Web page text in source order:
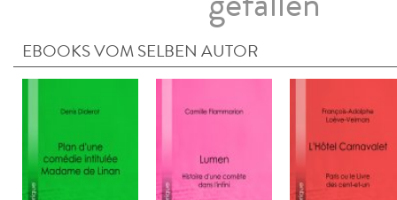
EBOOKS VOM SELBEN AUTOR